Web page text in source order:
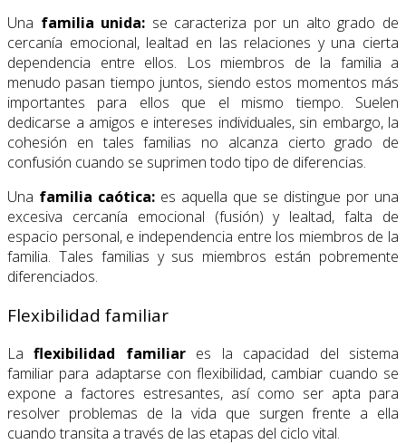
Una familia unida: se caracteriza por un alto grado de
cercanía emocional, lealtad en las relaciones y una cierta
dependencia entre ellos. Los miembros de la familia a
menudo pasan tiempo juntos, siendo estos momentos más
importantes para ellos que el mismo tiempo. Suelen
dedicarse a amigos e intereses individuales, sin embargo, la
cohesión en tales familias no alcanza cierto grado de
confusión cuando se suprimen todo tipo de diferencias.
Una familia caótica: es aquella que se distingue por una
excesiva cercanía emocional (fusión) y lealtad, falta de
espacio personal, e independencia entre los miembros de la
familia. Tales familias y sus miembros están pobremente
diferenciados.
Flexibilidad familiar
Laflexibilidad familiares la capacidad del sistema
familiar para adaptarse con flexibilidad, cambiar cuando se
expone a factores estresantes, así como ser apta para
resolver problemas de la vida que surgen frente a ella
cuando transita a través de las etapas del ciclo vital.